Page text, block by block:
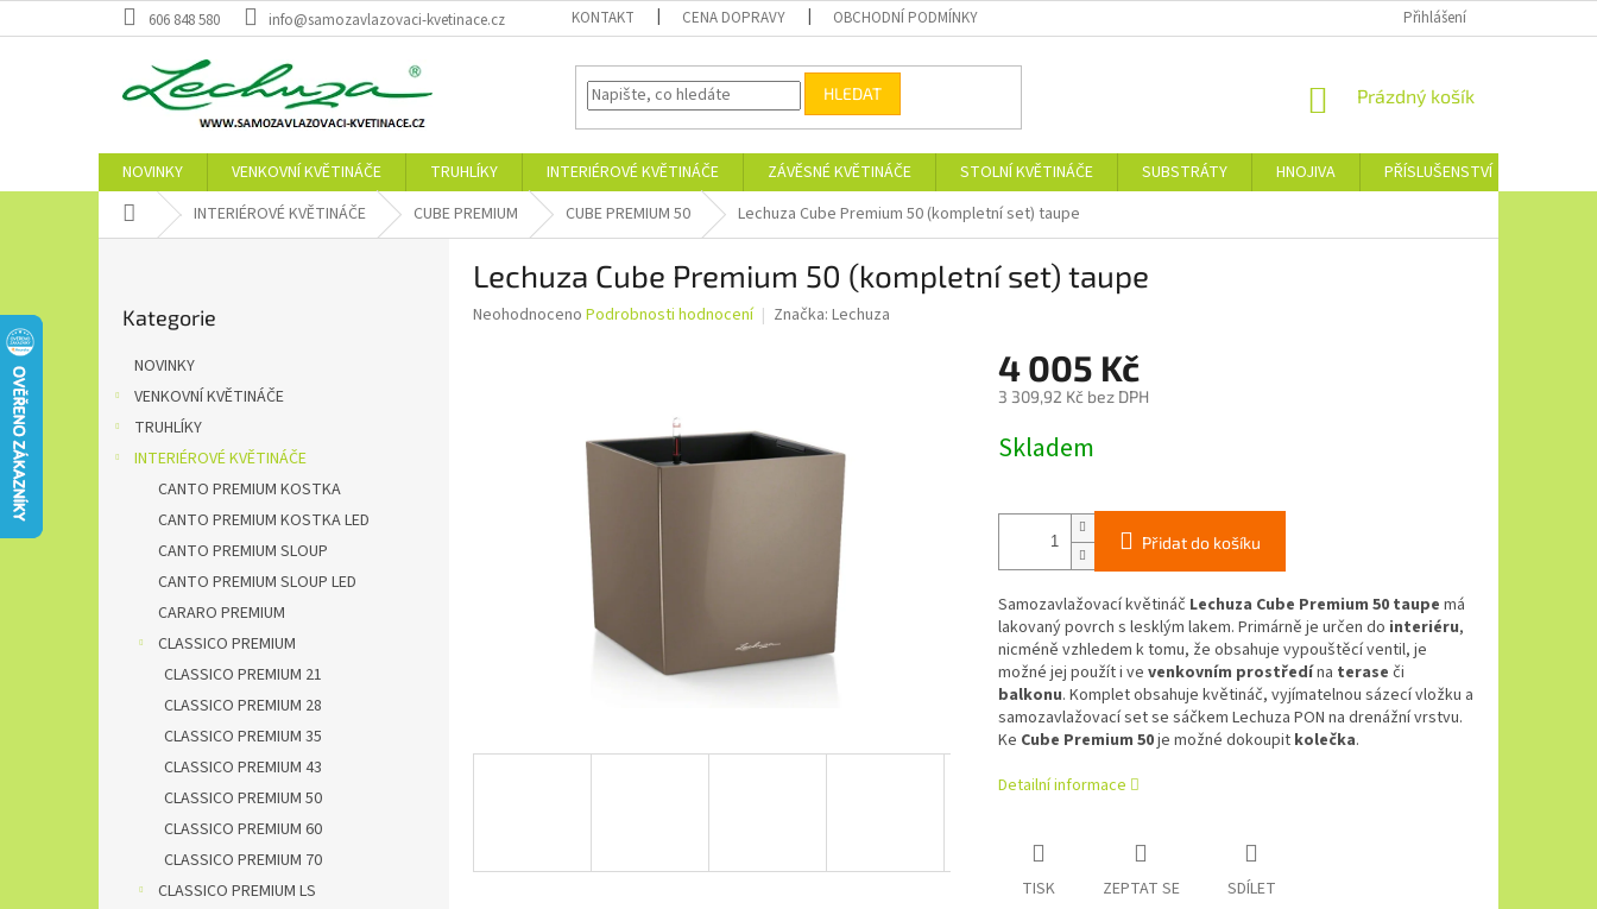
na
606 848 580 info@samozavlazovaci-kvetinace.cz KONTAKT CENA DOPRAVY OBCHODNÍ PODMÍNKY Přihlášení
HLEDAT
NÁKUPNÍ
Prázdný košík
NOVINKY VENKOVNÍ KVĚTINÁČE TRUHLÍKY INTERIÉROVÉ KVĚTINÁČE ZÁVĚSNÉ KVĚTINÁČE STOLNÍ KVĚTINÁČE SUBSTRÁTY HNOJIVA PŘÍSLUŠENSTVÍ
Domů INTERIÉROVÉ KVĚTINÁČE CUBE PREMIUM CUBE PREMIUM 50 Lechuza Cube Premium 50 (kompletní set) taupe
kategorie
Kategorie
NOVINKY
VENKOVNÍ KVĚTINÁČE
TRUHLÍKY
INTERIÉROVÉ KVĚTINÁČE
CANTO PREMIUM KOSTKA
CANTO PREMIUM KOSTKA LED
CANTO PREMIUM SLOUP
CANTO PREMIUM SLOUP LED
CARARO PREMIUM
CLASSICO PREMIUM
CLASSICO PREMIUM 21
CLASSICO PREMIUM 28
CLASSICO PREMIUM 35
CLASSICO PREMIUM 43
CLASSICO PREMIUM 50
CLASSICO PREMIUM 60
CLASSICO PREMIUM 70
CLASSICO PREMIUM LS
Lechuza Cube Premium 50 (kompletní set) taupe
Průměrné
Neohodnoceno Podrobnosti hodnocení Značka: Lechuza
4 005 Kč
3 309,92 Kč bez DPH
cena:
Skladem
Přidat do košíku
Samozavlažovací květináč Lechuza Cube Premium 50 taupe má
lakovaný povrch s lesklým lakem. Primárně je určen do interiéru,
nicméně vzhledem k tomu, že obsahuje vypouštěcí ventil, je
možné jej použít i ve venkovním prostředína terase či
balkonu. Komplet obsahuje květináč, vyjímatelnou sázecí vložku a
samozavlažovací set se sáčkem Lechuza PON na drenážní vrstvu.
Ke Cube Premium 50je možné dokoupit kolečka.
Detailní informace
TISK ZEPTAT SE SDÍLET